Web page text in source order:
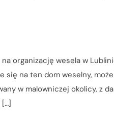
organizację wesela w
się na ten dom weselny,
w malowniczej okolicy, z